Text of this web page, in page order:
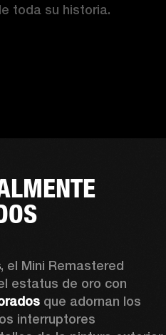
toda su historia.
, el Mini Remastered
que adornan los
interruptores